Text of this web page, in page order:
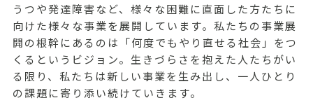
うつや発達障害など、様々な困難に直面した方たちに
向けた様々な事業を展開しています。私たちの事業展
開の根幹にあるのは「何度でもやり直せる社会」をつ
くるというビジョン。生きづらさを抱えた人たちがい
る限り、私たちは新しい事業を生み出し、一人ひとり
の課題に寄り添い続けていきます。